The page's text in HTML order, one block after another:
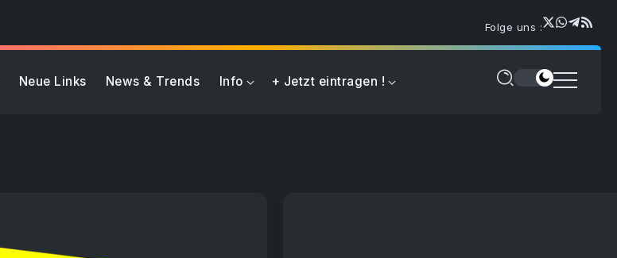
Folge uns :
Neue Links News & Trends Info + Jetzt eintragen !